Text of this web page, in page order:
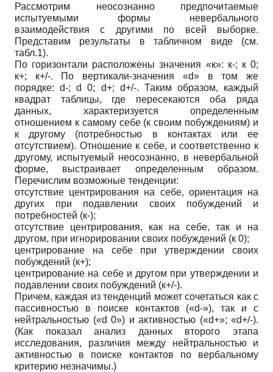
Рассмотрим неосознанно предпочитаемые
испытуемыми формы невербального
взаимодействия с другими по всей выборке.
Представим результаты в табличном виде (см.
табл.1).
По горизонтали расположены значения «к»: к-; к 0;
к+; к+/-. По вертикали-значения «d» в том же
порядке: d-; d 0; d+; d+/-. Таким образом, каждый
квадрат таблицы, где пересекаются оба ряда
данных, характеризуется определенным
отношением к самому себе (к своим побуждениям) и
к другому (потребностью в контактах или ее
отсутствием). Отношение к себе, и соответственно к
другому, испытуемый неосознанно, в невербальной
форме, выстраивает определенным образом.
Перечислим возможные тенденции:
отсутствие центрирования на себе, ориентация на
других при подавлении своих побуждений и
потребностей (к-);
отсутствие центрирования, как на себе, так и на
другом, при игнорировании своих побуждений (к 0);
центрирование на себе при утверждении своих
побуждений (к+);
центрирование на себе и другом при утверждении и
подавлении своих побуждений (к+/-).
Причем, каждая из тенденций может сочетаться как с
пассивностью в поиске контактов («d-»), так и с
нейтральностью («d 0») и активностью («d+»; «d+/-).
(Как показал анализ данных второго этапа
исследования, различия между нейтральностью и
активностью в поиске контактов по вербальному
критерию незначимы.)